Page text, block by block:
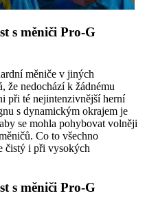
s měniči Pro-G
měniče v jiných
že nedochází k žádnému
při té nejintenzivnější herní
s dynamickým okrajem je
se mohla pohybovat volněji
Co to všechno
čistý i při vysokých
s měniči Pro-G